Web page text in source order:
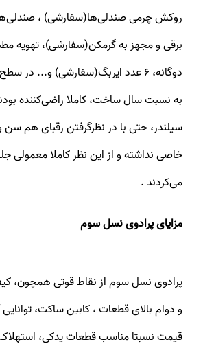
روکش چرمی صندلی‌ها(سفارشی) ،
برقی و مجهز به گرمکن(سفارشی)، تهویه
دوگانه، 6 عدد ایربگ(سفارشی) و... در
سیلندر، حتی با در نظرگرفتن رقبای هم
خاصی نداشته و از این نظر کاملا معمولی
می‌کردند .
مزایای پرادوی نسل سوم
پرادوی نسل سوم از نقاط قوتی همچون،
و دوام بالای قطعات ، کابین ساکت، توانایی
قیمت نسبتا مناسب قطعات یدکی،